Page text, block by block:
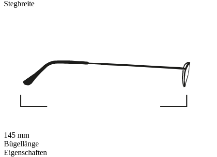
Eigenschaften
Stegbreite
145 mm
Bügellänge